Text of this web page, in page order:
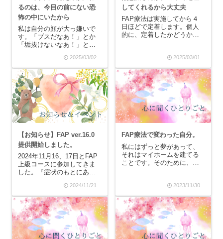
るのは、今目の前にない恐
怖の中にいたから
私は自分の顔が大っ嫌いで
す。「ブスだなあ！」とか
「垢抜けないなあ！」と常
が、ふと鏡を見た時に「な
んやこのクソブスは！！」
と発作が起きるレベルで自
分の顔がドブスに見える時
があります。かと思えば、
「あれ？なんかそこまで
ブ...
2025/03/02
してくれるから大丈夫
FAP療法は実施してから４
日ほどで定着します。個人
的に、定着したかどうかを
った後はトラウマ記憶を統
合するために、眠るのが大
切です。私はFAP後は耐え
がたい眠気に襲われます
が、人によってはFA...
2025/03/01
【お知らせ】FAP ver.16.0
提供開始しました。
2024年11月16、17日とFAP
上級コースに参加してきま
した。『症状のもとにある
した主軸コードの提供を開
始いたしました。個人的な
体感として、今回はより一
層すごい効果があると感じ
ています。ぜひ共に自由に
なっていきま...
2024/11/21
FAP療法で変わった自分。
私にはずっと夢があって、
それはマイホームを建てる
ことです。そのために、い
の内装などを真似したり、
ホテルライクな家を目指し
てみたり…。そう、私は
「家」が好きなんです。初
めて自分が家に興味を持っ
て...
2023/11/30